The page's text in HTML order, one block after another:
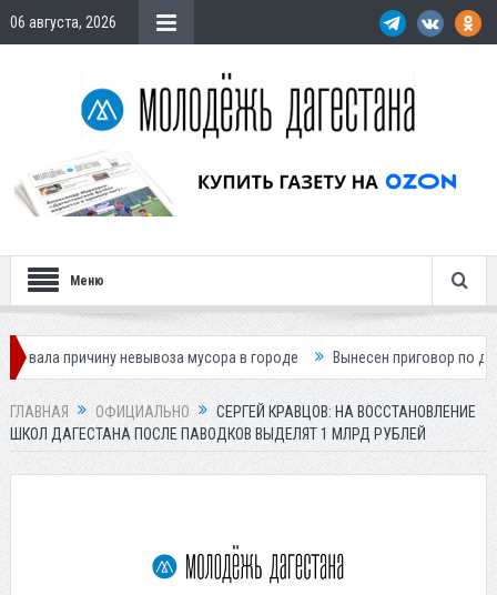
06 августа, 2026
Меню
невывоза мусора в городе Вынесен приговор по делу о гибели
ГЛАВНАЯ ОФИЦИАЛЬНО
СЕРГЕЙ КРАВЦОВ: НА ВОССТАНОВЛЕНИЕ
ШКОЛ ДАГЕСТАНА ПОСЛЕ ПАВОДКОВ ВЫДЕЛЯТ 1 МЛРД РУБЛЕЙ